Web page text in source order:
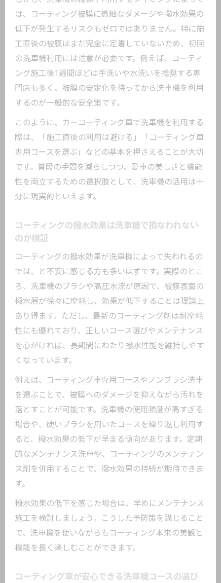
洗車機でカーコーティングを守るための
具体的なコツ
施工直後いつから洗車機を使えるのか明確ガ
イド
目安を解説
施工後に洗車機を使う際の最適なタイミ
ングと判断基準
コーティング車が洗車機OKになる条件と
見極め方
スク
水洗い洗車機の注意点とカーコーティング保
護の秘訣
カーコーティング車が水洗い洗車機を使
う際の注意点
水洗い洗車機でコーティングを守るため
のコツ
コーティング車に水洗いコースがおすす
めな理由
洗車機使用時に避けたいコースと選び方
のポイント
コーティング車が水洗い洗車機で避ける
べきリスク
撥水効果を守る洗車機コース選定ポイント総
まとめ
カーコーティングの撥水効果を損なわな
い洗車機コース選び
ス選定方法
洗車機で撥水性能を長持ちさせるための
注意点
コーティング車に最適な撥水コースの選
は、コーティング被膜に微細なダメージや撥水効果の
低下が発生するリスクもゼロではありません。特に施
工直後の被膜はまだ完全に定着していないため、初回
の洗車機利用には注意が必要です。例えば、コーティ
ング施工後1週間ほどは手洗いや水洗いを推奨する専
門店も多く、被膜の安定化を待ってから洗車機を利用
するのが一般的な安全策です。
このように、カーコーティング車で洗車機を利用する
際は、「施工直後の利用は避ける」「コーティング車
専用コースを選ぶ」などの基本を押さえることが大切
です。普段の手間を減らしつつ、愛車の美しさと機能
性を両立するための選択肢として、洗車機の活用は十
分に現実的といえます。
コーティングの撥水効果は洗車機で損なわれない
のか検証
コーティングの撥水効果が洗車機によって失われるの
では、と不安に感じる方も多いはずです。実際のとこ
ろ、洗車機のブラシや高圧水流が原因で、被膜表面の
撥水層が徐々に摩耗し、効果が低下することは理論上
あり得ます。ただし、最新のコーティング剤は耐摩耗
性にも優れており、正しいコース選びやメンテナンス
を心がければ、長期間にわたり撥水性能を維持しやす
くなっています。
例えば、コーティング車専用コースやノンブラシ洗車
を選ぶことで、被膜へのダメージを抑えながら汚れを
落とすことが可能です。洗車機の使用頻度が高すぎる
場合や、硬いブラシを用いたコースを繰り返し利用す
ると、撥水効果の低下が早まる傾向があります。定期
的なメンテナンス洗車や、コーティングのメンテナン
ス剤を併用することで、撥水効果の持続が期待できま
す。
撥水効果の低下を感じた場合は、早めにメンテナンス
施工を検討しましょう。こうした予防策を講じること
で、洗車機を使いながらもコーティング本来の美観と
機能を長く楽しむことができます。
コーティング車が安心できる洗車機コースの選び